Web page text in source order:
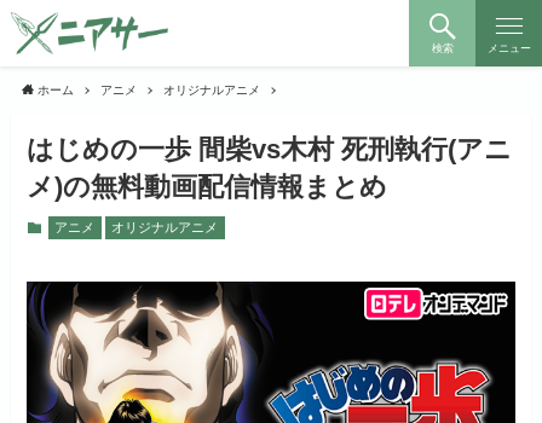
検索 メニュー
ホーム アニメ オリジナルアニメ
はじめの一歩 間柴vs木村 死刑執行(アニ
メ)の無料動画配信情報まとめ
アニメ オリジナルアニメ